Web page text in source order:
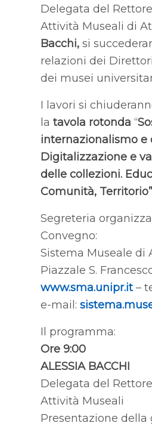
Delegata del
Attività Museali di
Bacchi, si
relazioni dei
dei musei
I lavori si
la tavola rotonda “
internazionalismo e
Digitalizzazione e
delle collezioni.
Comunità, Territorio”
Segreteria
Convegno:
Sistema Museale di
Piazzale S.
www.sma.unipr.it–
e-mail:
Il programma:
Ore 9:00
ALESSIA BACCHI
Delegata del
Attività Museali
Presentazione della